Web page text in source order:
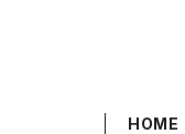
HOME